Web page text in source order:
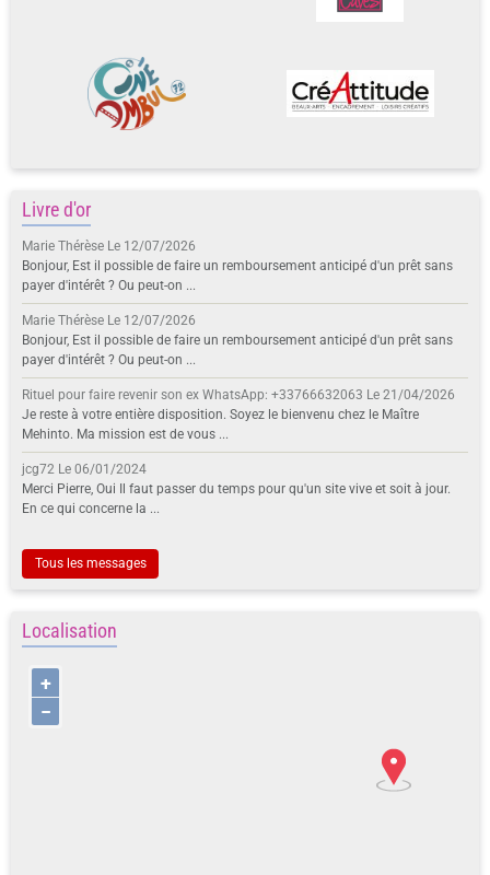
Livre d'or
Marie Thérèse Le 12/07/2026
Bonjour, Est il possible de faire un remboursement anticipé d'un prêt sans
payer d'intérêt ? Ou peut-on ...
Marie Thérèse Le 12/07/2026
Bonjour, Est il possible de faire un remboursement anticipé d'un prêt sans
payer d'intérêt ? Ou peut-on ...
Rituel pour faire revenir son ex WhatsApp: +33766632063 Le 21/04/2026
Je reste à votre entière disposition. Soyez le bienvenu chez le Maître
Mehinto. Ma mission est de vous ...
jcg72 Le 06/01/2024
Merci Pierre, Oui Il faut passer du temps pour qu'un site vive et soit à jour.
En ce qui concerne la ...
Tous les messages
Localisation
+
−